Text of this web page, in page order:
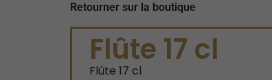
Retourner sur la boutique
Flûte 17 cl
Flûte 17 cl